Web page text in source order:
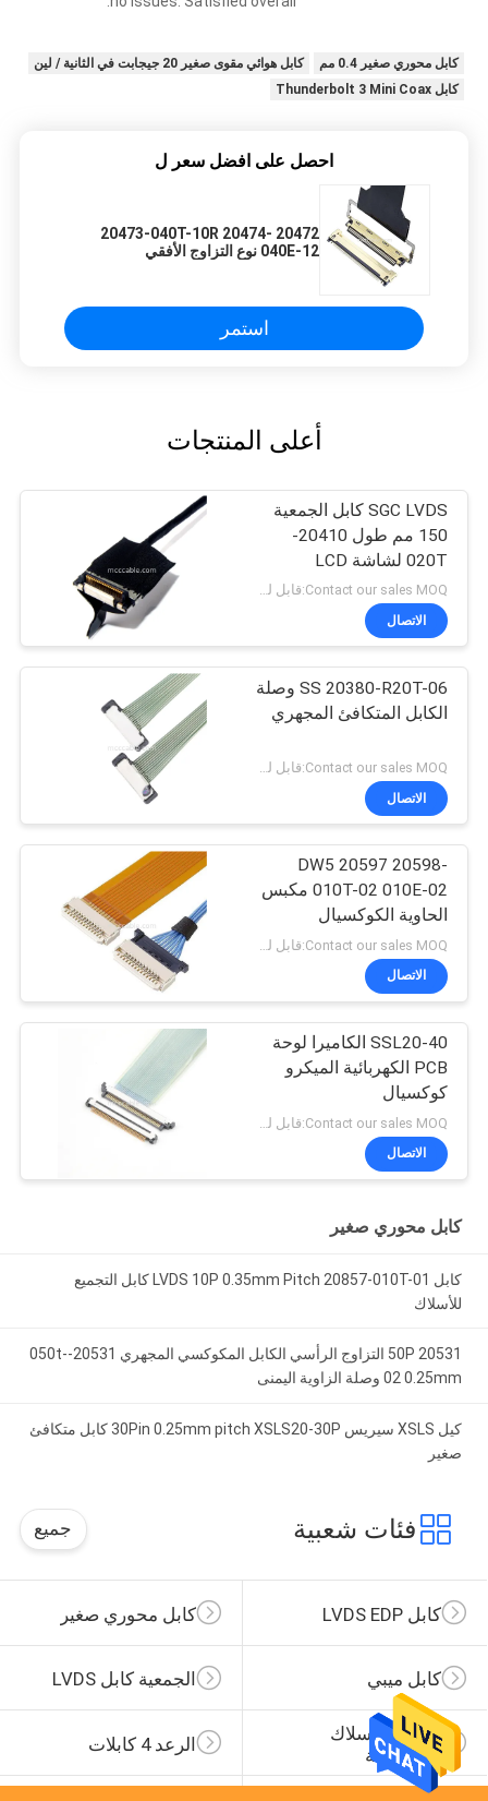
كابل محوري صغير 0.4 مم
كابل هوائي مقوى صغير 20 جيجابت في الثانية / لين
كابل Thunderbolt 3 Mini Coax
احصل على افضل سعر ل
20472 20473-040T-10R 20474-
040E-12 نوع التزاوج الأفقي
استمر
أعلى المنتجات
SGC LVDS كابل الجمعية
150 مم طول 20410-
020T لشاشة LCD
Contact our sales MOQ:قابل للتفاوض
الاتصال
SS 20380-R20T-06 وصلة
الكابل المتكافئ المجهري
Contact our sales MOQ:قابل للتفاوض
الاتصال
DW5 20597 20598-
010T-02 010E-02 مكبس
الحاوية الكوكسيال
المجهري
الاتصال
SSL20-40 الكاميرا لوحة
PCB الكهربائية الميكرو
كوكسيال
الاتصال
كابل محوري صغير
كابل LVDS 10P 0.35mm Pitch 20857-010T-01 كابل التجميع
للأسلاك
20531 50P التزاوج الرأسي الكابل المكوكسي المجهري 20531-050t-
02 0.25mm وصلة الزاوية اليمنى
كيل XSLS سيريس 30Pin 0.25mm pitch XSLS20-30P كابل متكافئ
صغير
فئات شعبية جميع
كابل محوري صغير كابل LVDS EDP
الجمعية كابل LVDS كابل ميبي
الرعد 4 كابلات
تسخير الأسلاك
المخصصة